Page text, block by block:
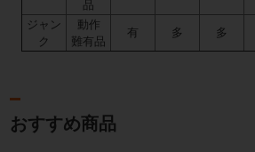
品
ジャン
ク
動作
難有品
有 多 多
おすすめ商品